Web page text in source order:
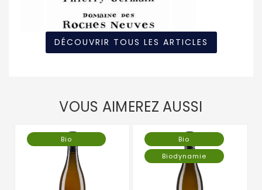
DÉCOUVRIR TOUS LES ARTICLES
VOUS AIMEREZ AUSSI
Bio
Bio
Biodynamie